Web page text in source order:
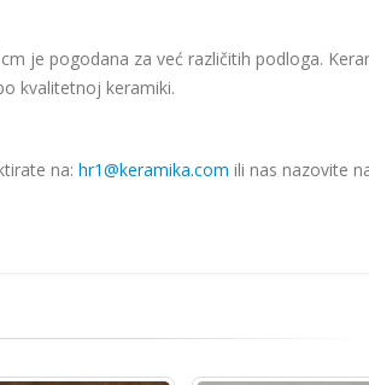
je pogodana za već različitih podloga.
kvalitetnoj keramiki.
na: hr1@keramika.com ili nas nazovite